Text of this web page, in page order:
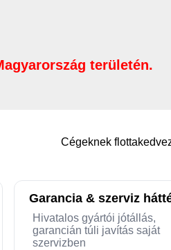
területén.
Cégeknek
Garancia & szerviz
Hivatalos gyártói jótállás,
garancián túli javítás saját
szervizben